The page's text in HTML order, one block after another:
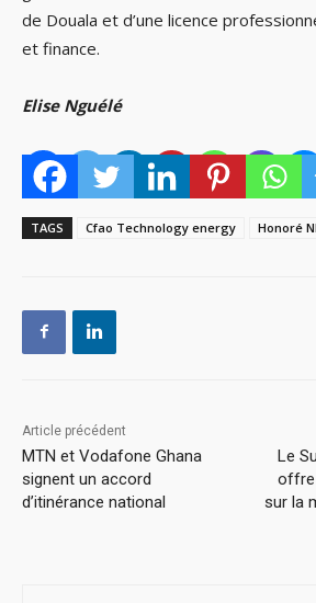
de Douala et d’une licence
et finance.
Elise Nguélé
TAGS Cfao Technology energy Honoré
Article précédent
MTN et Vodafone Ghana
signent un accord
d’itinérance national
Le
offre
sur la